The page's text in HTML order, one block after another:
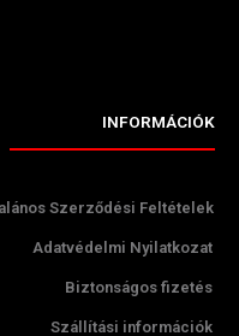
INFORMÁCIÓK
Szerződési Feltételek
Adatvédelmi Nyilatkozat
Biztonságos fizetés
Szállítási információk